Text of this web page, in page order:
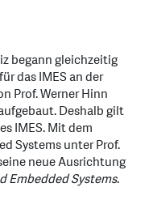
begann gleichzeitig
das IMES an der
Prof. Werner Hinn
Deshalb gilt
IMES. Mit dem
Systems unter Prof.
neue Ausrichtung
Systems.